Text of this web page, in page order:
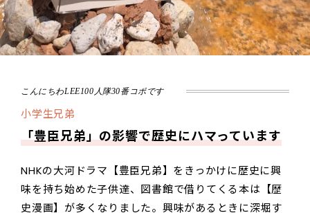
こんにちわLEE100人隊30番コポです
小学生兄弟
「豊臣兄弟」の影響で歴史にハマっています
NHKの大河ドラマ【豊臣兄弟】をきっかけに歴史に興
味を持ち始めた子供達、図書館で借りてくる本は【歴
史漫画】が多くなりました。興味があるときに深堀す